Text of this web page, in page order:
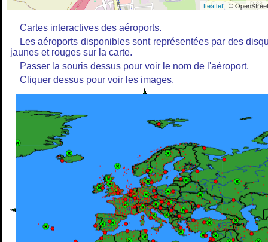
Leaflet| ©
Cartes interactives des aéroports.
Les aéroports disponibles sont représentées par des
jaunes et rouges sur la carte.
Passer la souris dessus pour voir le nom de l'aéroport.
Cliquer dessus pour voir les images.